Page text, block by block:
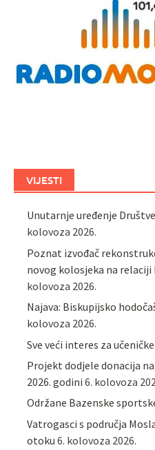
VIJESTI
Unutarnje uređenje
kolovoza 2026.
Poznat izvođač
novog kolosjeka na relaciji
kolovoza 2026.
Najava: Biskupijsko
kolovoza 2026.
Sve veći interes za
Projekt dodjele donacija
2026. godini 6. kolovoza
Održane Bazenske
Vatrogasci s područja
otoku 6. kolovoza 2026.